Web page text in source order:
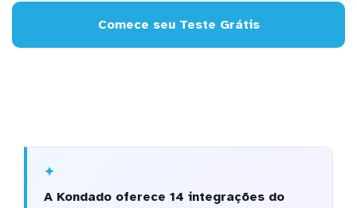
Comece seu Teste Grátis
A Kondado oferece 14 integrações do